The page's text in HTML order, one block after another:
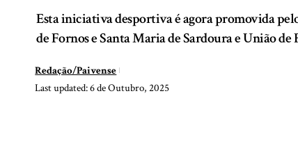
Esta iniciativa desportiva é agora promovida
de Fornos e Santa Maria de Sardoura e União de
Last updated: 6 de Outubro, 2025
Redação/Paivense